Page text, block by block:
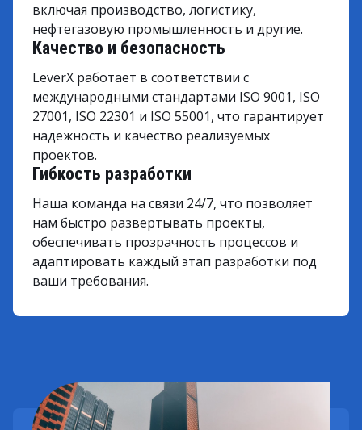
включая производство, логистику,
нефтегазовую промышленность и другие.
Качество и безопасность
LeverX работает в соответствии с
международными стандартами ISO 9001, ISO
27001, ISO 22301 и ISO 55001, что гарантирует
надежность и качество реализуемых
проектов.
Гибкость разработки
Наша команда на связи 24/7, что позволяет
нам быстро развертывать проекты,
обеспечивать прозрачность процессов и
адаптировать каждый этап разработки под
ваши требования.